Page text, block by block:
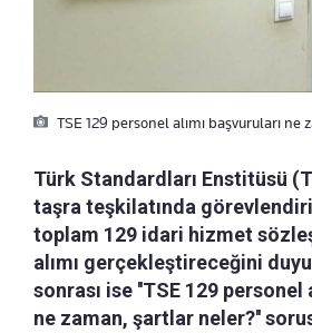
TSE 129 personel alımı başvuruları
Türk Standardları Enstitüsü
taşra teşkilatında
toplam 129 idari hizmet
alımı gerçekleştireceğini
sonrası ise ''TSE 129 personel
ne zaman, şartlar neler?''